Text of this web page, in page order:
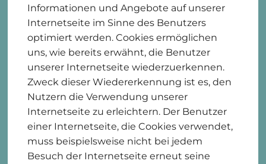
Informationen und Angebote auf unserer
Internetseite im Sinne des Benutzers
optimiert werden. Cookies ermöglichen
uns, wie bereits erwähnt, die Benutzer
unserer Internetseite wiederzuerkennen.
Zweck dieser Wiedererkennung ist es, den
Nutzern die Verwendung unserer
Internetseite zu erleichtern. Der Benutzer
einer Internetseite, die Cookies verwendet,
muss beispielsweise nicht bei jedem
Besuch der Internetseite erneut seine